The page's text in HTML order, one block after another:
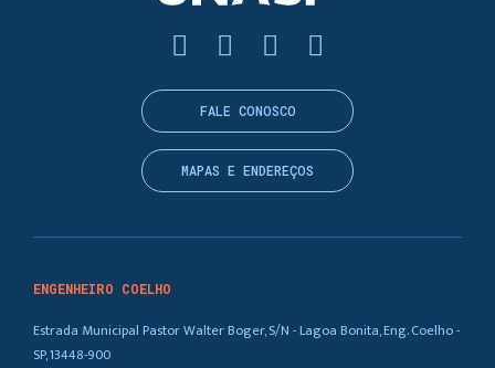
ENGENHEIRO COELHO
Estrada Municipal Pastor Walter Boger, S/N - Lagoa Bonita, Eng. Coelho -
SP, 13448-900
FALE CONOSCO
MAPAS E ENDEREÇOS